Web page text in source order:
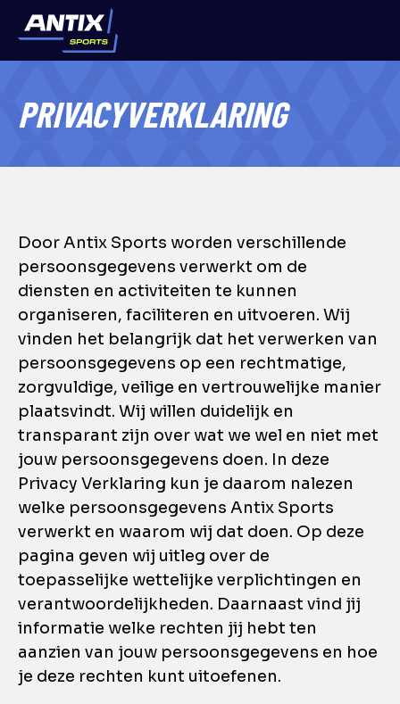
PRIVACYVERKLARING
Door Antix Sports worden verschillende
persoonsgegevens verwerkt om de
diensten en activiteiten te kunnen
organiseren, faciliteren en uitvoeren. Wij
vinden het belangrijk dat het verwerken van
persoonsgegevens op een rechtmatige,
zorgvuldige, veilige en vertrouwelijke manier
plaatsvindt. Wij willen duidelijk en
transparant zijn over wat we wel en niet met
jouw persoonsgegevens doen. In deze
Privacy Verklaring kun je daarom nalezen
welke persoonsgegevens Antix Sports
verwerkt en waarom wij dat doen. Op deze
pagina geven wij uitleg over de
toepasselijke wettelijke verplichtingen en
verantwoordelijkheden. Daarnaast vind jij
informatie welke rechten jij hebt ten
aanzien van jouw persoonsgegevens en hoe
je deze rechten kunt uitoefenen.